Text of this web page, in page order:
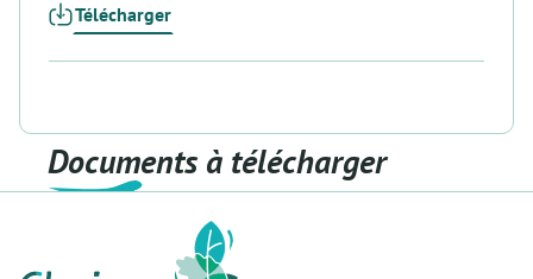
Télécharger
Documents à télécharger